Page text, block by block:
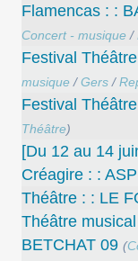
Flamencas : :
Concert - musique/
Festival
musique/Gers/
Festival
Théâtre)
[Du 12 au 14
Créagire : :
Théâtre : : LE
Théâtre
BETCHAT 09 (